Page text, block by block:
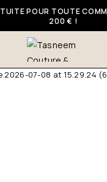
POUR TOUTE
200 € !